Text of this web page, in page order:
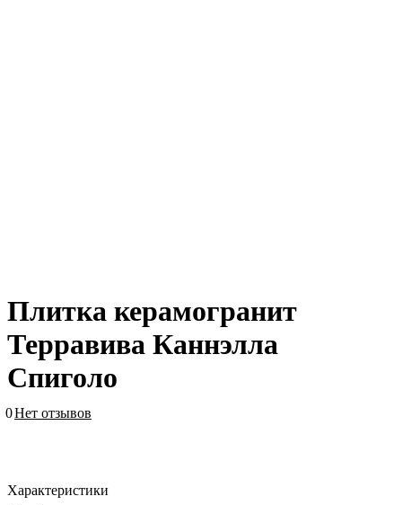
Плитка керамогранит
Терравива Каннэлла
Спиголо
0Нет отзывов
Характеристики